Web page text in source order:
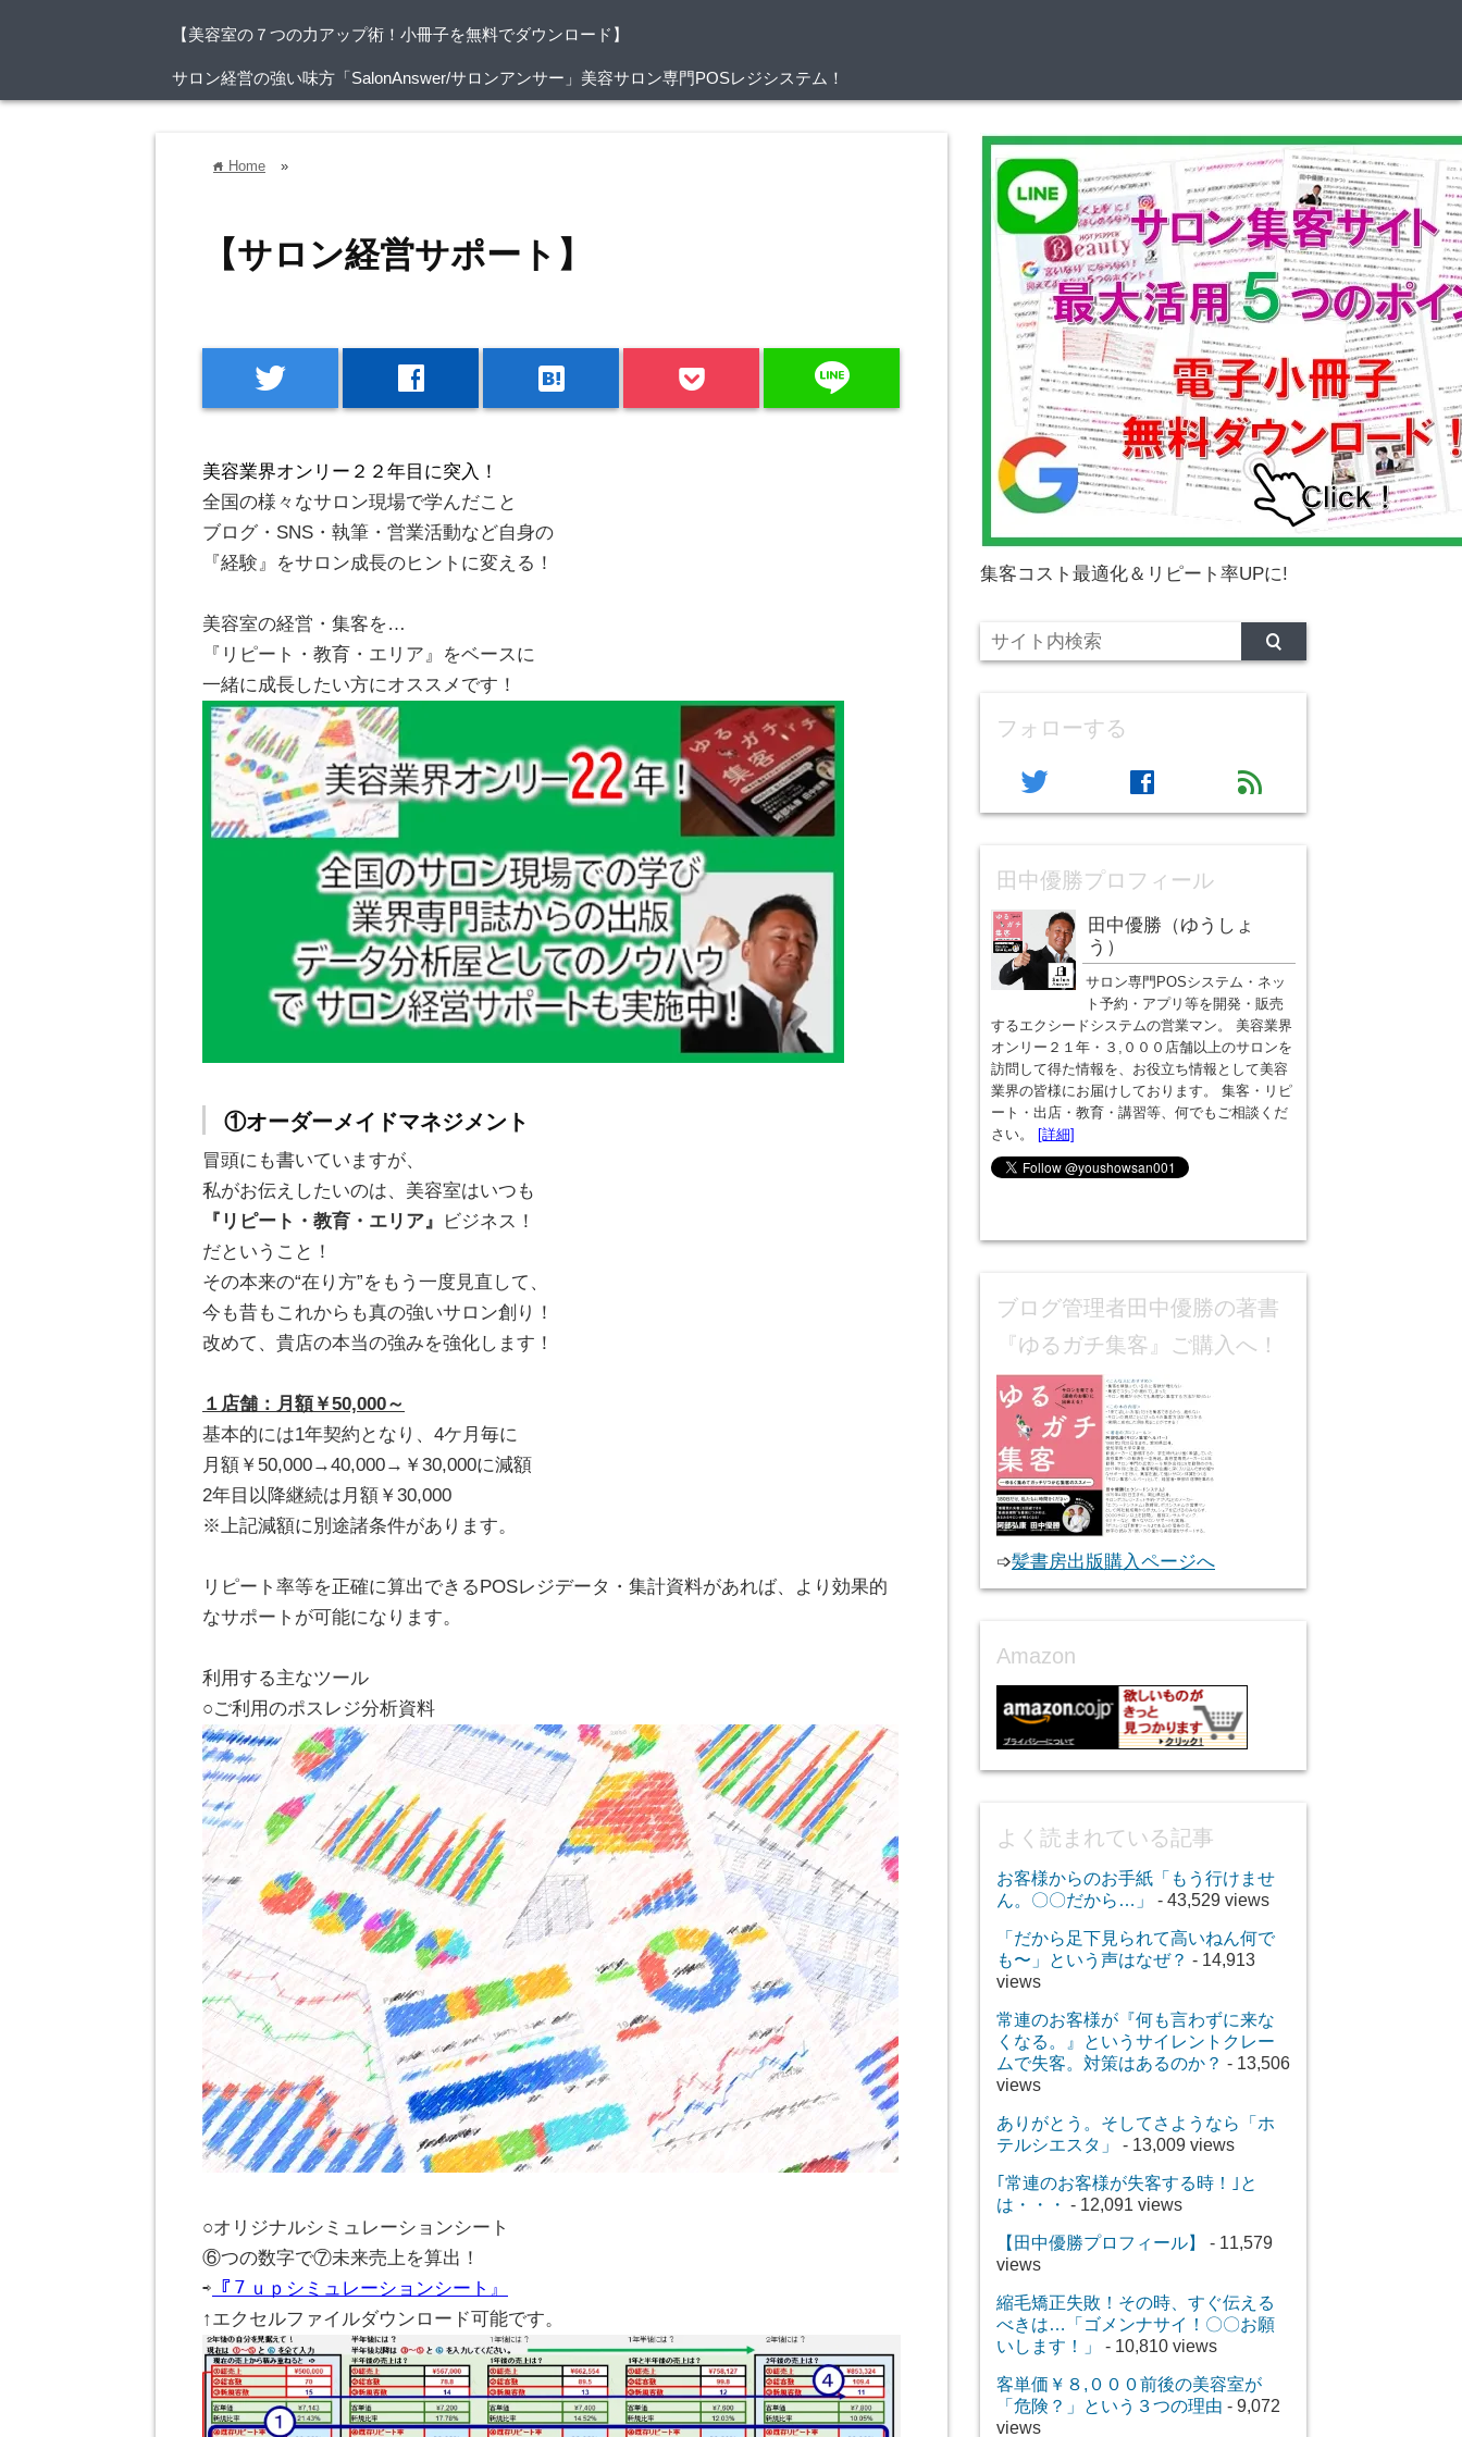
【美容室の７つの力アップ術！小冊子を無料でダウンロード】
サロン経営の強い味方「SalonAnswer/サロンアンサー」美容サロン専門POSレジシステム！
home Home »
【サロン経営サポート】
twitter facebook hatenabookmark line
美容業界オンリー２２年目に突入！
全国の様々なサロン現場で学んだこと
ブログ・SNS・執筆・営業活動など自身の
『経験』をサロン成長のヒントに変える！
美容室の経営・集客を…
『リピート・教育・エリア』をベースに
一緒に成長したい方にオススメです！
①オーダーメイドマネジメント
冒頭にも書いていますが、
私がお伝えしたいのは、美容室はいつも
『リピート・教育・エリア』
ビジネス！
だということ！
その本来の“在り方”をもう一度見直して、
今も昔もこれからも真の強いサロン創り！
改めて、貴店の本当の強みを強化します！
１店舗：月額￥50,000～
基本的には1年契約となり、4ケ月毎に
月額￥50,000→40,000→￥30,000に減額
2年目以降継続は月額￥30,000
※上記減額に別途諸条件があります。
リピート率等を正確に算出できるPOSレジデータ・集計資料があれば、より効果的
なサポートが可能になります。
利用する主なツール
○ご利用のポスレジ分析資料
○オリジナルシミュレーションシート
⑥つの数字で⑦未来売上を算出！
⇨ 『７ｕｐシミュレーションシート』
↑エクセルファイルダウンロード可能です。
集客コスト最適化＆リピート率UPに!
フォローする
twitter facebook feed
田中優勝プロフィール
田中優勝（ゆうしょ
う）
サロン専門POSシステム・ネッ
ト予約・アプリ等を開発・販売
するエクシードシステムの営業マン。 美容業界
オンリー２１年・３,０００店舗以上のサロンを
訪問して得た情報を、お役立ち情報として美容
業界の皆様にお届けしております。 集客・リピ
ート・出店・教育・講習等、何でもご相談くだ
さい。
[詳細]
ブログ管理者田中優勝の著書
『ゆるガチ集客』ご購入へ！
➩髪書房出版購入ページへ
Amazon
よく読まれている記事
お客様からのお手紙「もう行けませ
ん。〇〇だから…」
- 43,529 views
「だから足下見られて高いねん何で
も〜」という声はなぜ？ - 14,913
views
常連のお客様が『何も言わずに来な
くなる。』というサイレントクレー
ムで失客。対策はあるのか？ - 13,506
views
ありがとう。そしてさようなら「ホ
テルシエスタ」
- 13,009 views
｢常連のお客様が失客する時！｣と
は・・・ - 12,091 views
【田中優勝プロフィール】
- 11,579
views
縮毛矯正失敗！その時、すぐ伝える
べきは…「ゴメンナサイ！〇〇お願
いします！」
- 10,810 views
客単価￥８,０００前後の美容室が
「危険？」という３つの理由 - 9,072
views